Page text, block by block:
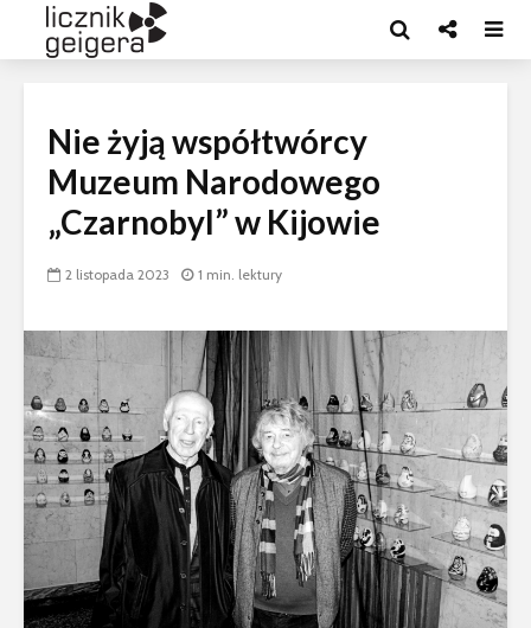
Nie żyją współtwórcy
Muzeum Narodowego
„Czarnobyl” w Kijowie
2 listopada 2023 1 min. lektury